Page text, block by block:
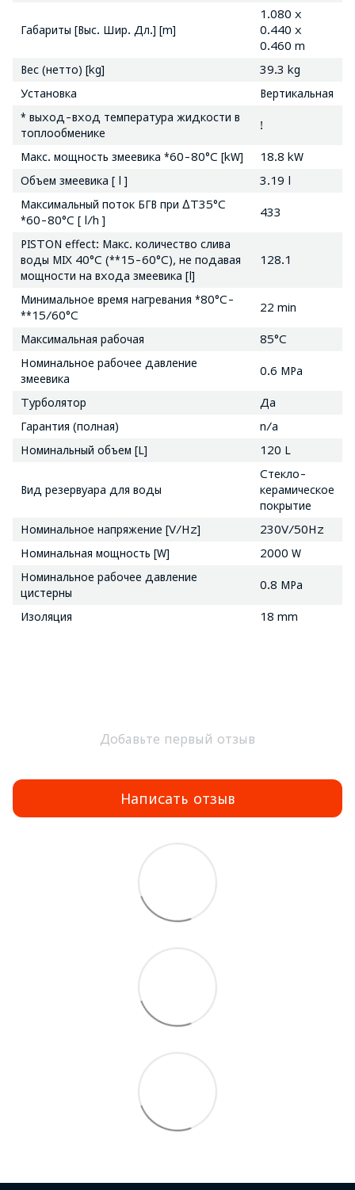
Габариты [Выс. Шир. Дл.] [m]
1.080 x
0.440 x
0.460 m
Вес (нетто) [kg]
39.3 kg
Установка
Вертикальная
* выход-вход температура жидкости в
топлообменике
!
Макс. мощность змеевика *60-80°C [kW]
18.8 kW
Объем змеевика [ l ]
3.19 l
Максимальный поток БГВ при ∆T35°C
*60-80°C [ l/h ]
433
PISTON effect: Макс. количество слива
воды MIX 40°C (**15-60°C), не подавая
мощности на входа змеевика [l]
128.1
Минимальное время нагревания *80°C-
**15/60°C
22 min
Максимальная рабочая
85°C
Номинальное рабочее давление
змеевика
0.6 MPa
Турболятор
Да
Гарантия (полная)
n/a
Номинальный объем [L]
120 L
Вид резервуара для воды
Стекло-
керамическое
покрытие
Номинальное напряжение [V/Hz]
230V/50Hz
Номинальная мощность [W]
2000 W
Номинальное рабочее давление
цистерны
0.8 MPa
Изоляция 18 mm
Добавьте первый отзыв
Написать отзыв